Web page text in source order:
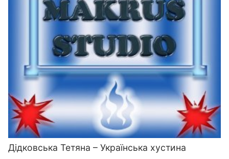
Дідковська Тетяна – Українська хустина